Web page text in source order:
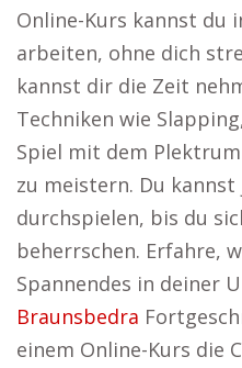
Online-Kurs kannst du
arbeiten, ohne dich
kannst dir die Zeit
Techniken wie
Spiel mit dem
zu meistern. Du
durchspielen, bis du
beherrschen. Erfahre,
Spannendes in deiner
Braunsbedra
einem Online-Kurs die